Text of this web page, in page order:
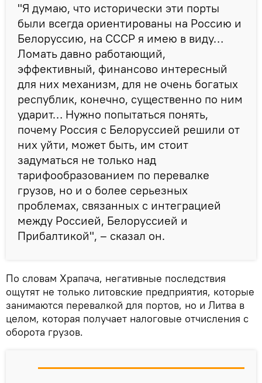
"Я думаю, что исторически эти порты
были всегда ориентированы на Россию и
Белоруссию, на СССР я имею в виду…
Ломать давно работающий,
эффективный, финансово интересный
для них механизм, для не очень богатых
республик, конечно, существенно по ним
ударит… Нужно попытаться понять,
почему Россия с Белоруссией решили от
них уйти, может быть, им стоит
задуматься не только над
тарифообразованием по перевалке
грузов, но и о более серьезных
проблемах, связанных с интеграцией
между Россией, Белоруссией и
Прибалтикой", – сказал он.
По словам Храпача, негативные последствия
ощутят не только литовские предприятия, которые
занимаются перевалкой для портов, но и Литва в
целом, которая получает налоговые отчисления с
оборота грузов.